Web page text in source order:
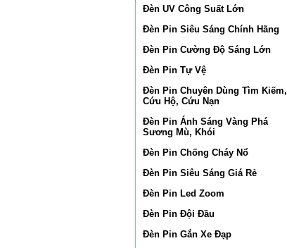
Đèn UV Công Suất Lớn
Đèn Pin Siêu Sáng Chính Hãng
Đèn Pin Cường Độ Sáng Lớn
Đèn Pin Tự Vệ
Đèn Pin Chuyên Dùng Tìm Kiếm,
Cứu Hộ, Cứu Nạn
Đèn Pin Ánh Sáng Vàng Phá
Sương Mù, Khói
Đèn Pin Chống Cháy Nổ
Đèn Pin Siêu Sáng Giá Rẻ
Đèn Pin Led Zoom
Đèn Pin Đội Đầu
Đèn Pin Gắn Xe Đạp